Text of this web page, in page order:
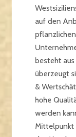
auf den
besteht
überzeugt
&
hohe
werden
Mittelpunkt